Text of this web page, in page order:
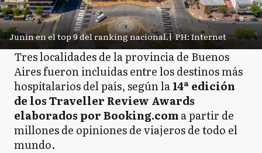
Junín en el top 9 del ranking nacional.| PH: Internet
Tres localidades de la provincia de Buenos
Aires fueron incluidas entre los destinos más
hospitalarios del país, según la14ª edición
de los Traveller Review Awards
elaborados por Booking.coma partir de
millones de opiniones de viajeros de todo el
mundo.